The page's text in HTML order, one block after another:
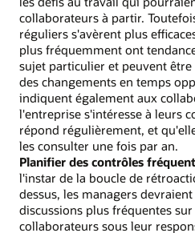
collaborateurs à partir.
réguliers s'avèrent plus
plus fréquemment ont
sujet particulier et peuvent
des changements en temps
indiquent également aux
l'entreprise s'intéresse à leurs
répond régulièrement, et
les consulter une fois par an.
Planifier des contrôles
l'instar de la boucle de
dessus, les managers
discussions plus fréquentes
collaborateurs sous leur